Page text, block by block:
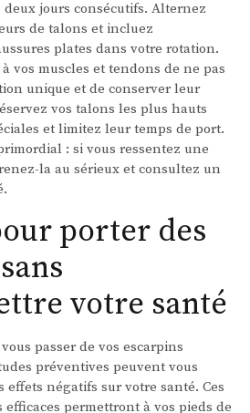
deux jours consécutifs. Alternez
de talons et incluez
plates dans votre rotation.
vos muscles et tendons de ne pas
unique et de conserver leur
vos talons les plus hauts
et limitez leur temps de port.
: si vous ressentez une
la au sérieux et consultez un
porter des
votre santé
passer de vos escarpins
préventives peuvent vous
négatifs sur votre santé. Ces
permettront à vos pieds de